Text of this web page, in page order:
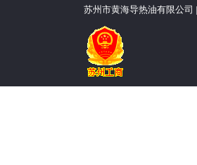
苏州市黄海导热油有限公司